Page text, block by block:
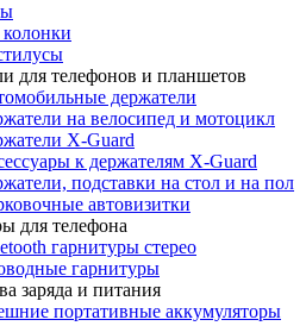
для телефонов и планшетов
держатели
на велосипед и мотоцикл
X-Guard
к держателям X-Guard
подставки на стол и на пол
автовизитки
для телефона
гарнитуры стерео
гарнитуры
заряда и питания
портативные аккумуляторы